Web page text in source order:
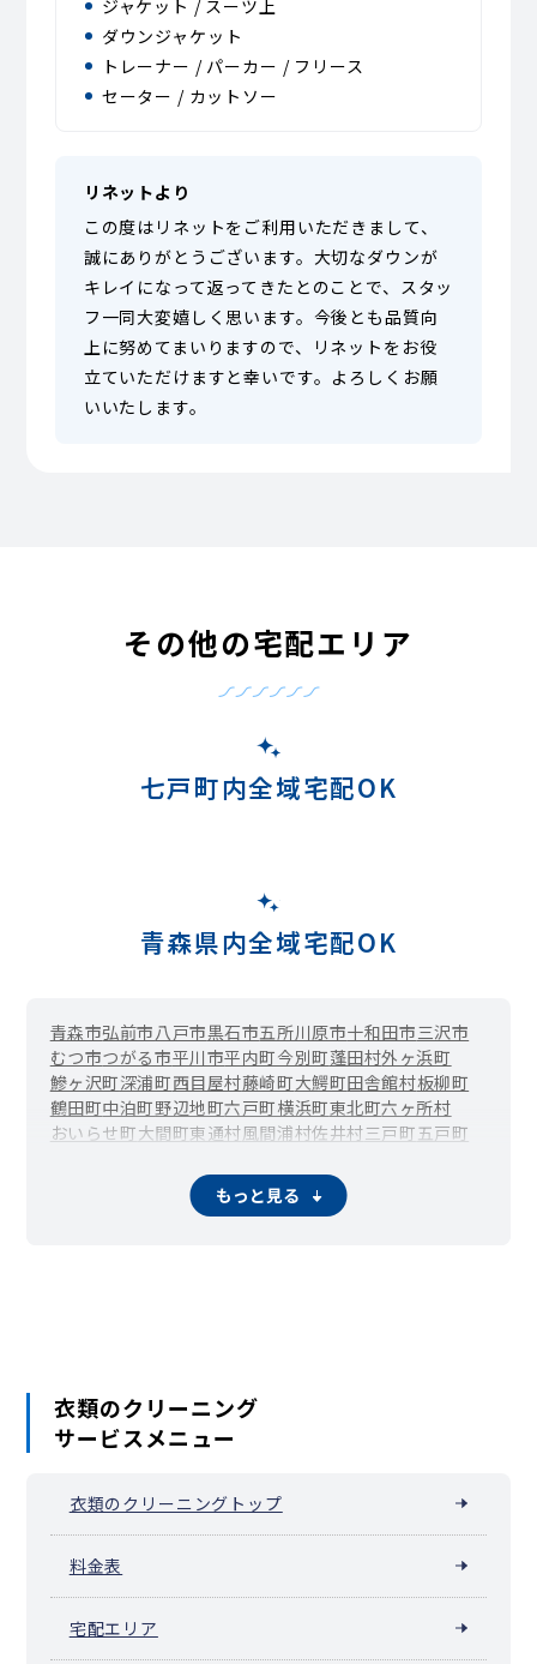
ジャケット / スーツ上
ダウンジャケット
トレーナー / パーカー / フリース
セーター / カットソー
リネットより
この度はリネットをご利用いただきまして、
誠にありがとうございます。大切なダウンが
キレイになって返ってきたとのことで、スタッ
フ一同大変嬉しく思います。今後とも品質向
上に努めてまいりますので、リネットをお役
立ていただけますと幸いです。よろしくお願
いいたします。
その他の宅配エリア
七戸町内全域宅配OK
青森県内全域宅配OK
青森市弘前市 八戸市黒石市五所川原市十和田市三沢市
むつ市つがる市平川市平内町今別町蓬田村外ヶ浜町
鰺ヶ沢町深浦町西目屋村藤崎町大鰐町田舎館村板柳町
鶴田町中泊町野辺地町六戸町横浜町東北町六ヶ所村
おいらせ町大間町東通村風間浦村佐井村三戸町五戸町
もっと見る
衣類のクリーニング
サービスメニュー
衣類のクリーニングトップ
料金表
宅配エリア